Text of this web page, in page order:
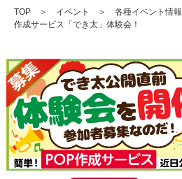
TOP ＞ イベント ＞ 各種イベント情報
作成サービス「でき太」体験会！